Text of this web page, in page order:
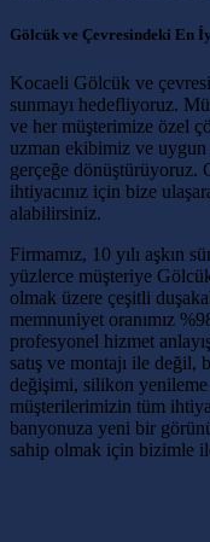
Gölcük ve Çevresindeki En
Kocaeli Gölcük ve
sunmayı hedefliyoruz.
ve her müşterimize özel
uzman ekibimiz ve uygun
gerçeğe dönüştürüyoruz.
ihtiyacınız için bize
alabilirsiniz.
Firmamız, 10 yılı aşkın
yüzlerce müşteriye
olmak üzere çeşitli
memnuniyet oranımız
profesyonel hizmet
satış ve montajı ile değil,
değişimi, silikon
müşterilerimizin tüm
banyonuza yeni bir
sahip olmak için bizimle